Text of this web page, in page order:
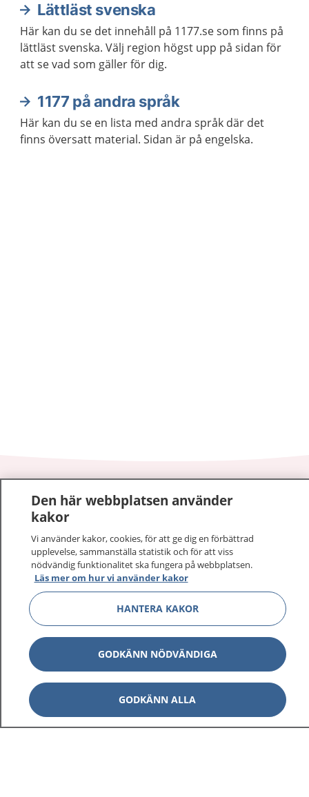
Lättläst svenska
Här kan du se det innehåll på 1177.se som finns på
lättläst svenska. Välj region högst upp på sidan för
att se vad som gäller för dig.
1177 på andra språk
Här kan du se en lista med andra språk där det
finns översatt material. Sidan är på engelska.
1177 – tryggt om din hälsa och vård
På 1177.se får du råd om hälsa och information om
sjukdomar och vilka mottagningar du kan kontakta.
Logga in för att läsa din journal och göra dina
vårdärenden. Ring telefonnummer 1177 för
sjukvårdsrådgivning dygnet runt.
1177 ger dig råd när du vill må bättre.
1177 på flera språk Visa
Visa
Den här webbplatsen använder
kakor
Vi använder kakor, cookies, för att ge dig en förbättrad
upplevelse, sammanställa statistik och för att viss
nödvändig funktionalitet ska fungera på webbplatsen.
Läs mer om hur vi använder kakor
HANTERA KAKOR
GODKÄNN NÖDVÄNDIGA
GODKÄNN ALLA